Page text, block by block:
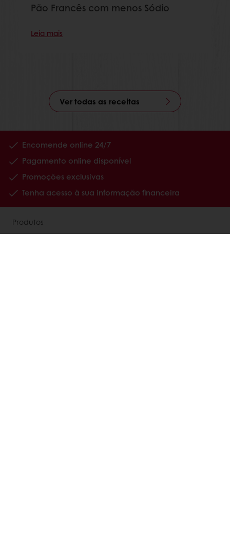
Pão Francês com menos Sódio
Leia mais
Ver todas as receitas
Encomende online 24/7
Pagamento online disponível
Promoções exclusivas
Tenha acesso à sua informação financeira
Produtos
Receitas